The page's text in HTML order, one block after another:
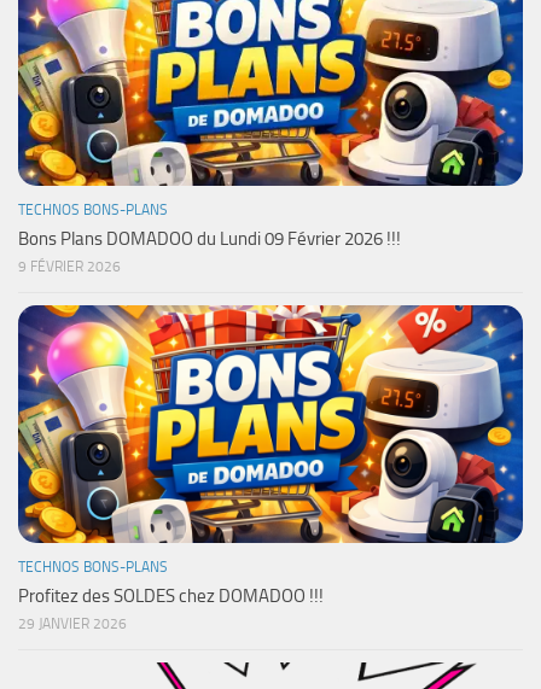
TECHNOS BONS-PLANS
Bons Plans DOMADOO du Lundi 09 Février 2026 !!!
9 FÉVRIER 2026
TECHNOS BONS-PLANS
Profitez des SOLDES chez DOMADOO !!!
29 JANVIER 2026